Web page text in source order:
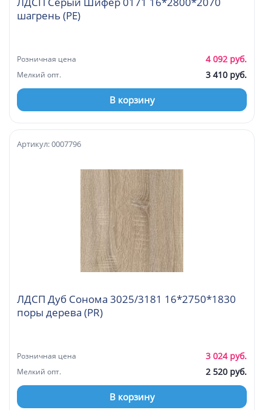
шагрень (PE)
Розничная цена 4 092 руб.
Мелкий опт. 3 410 руб.
В корзину
ЛДСП Дуб Сонома 3025/3181 16*2750*1830
поры дерева (PR)
Артикул: 0007796
Розничная цена 3 024 руб.
Мелкий опт. 2 520 руб.
В корзину